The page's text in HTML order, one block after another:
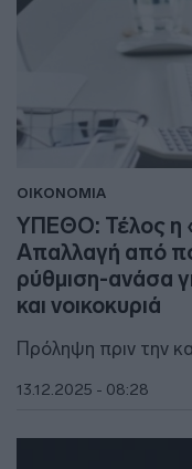
ΟΙΚΟΝΟΜΙΑ
ΥΠΕΘΟ: Τέλος η
Απαλλαγή από
ρύθμιση-ανάσα
και νοικοκυριά
Πρόληψη πριν την
13.12.2025 - 08:28